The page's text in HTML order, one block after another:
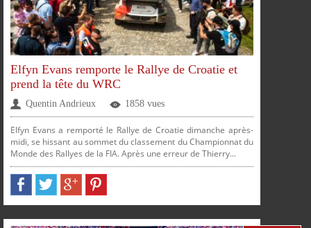
Elfyn Evans remporte le Rallye de Croatie et
prend la tête du WRC
Quentin Andrieux 1858 vues
Elfyn Evans a remporté le Rallye de Croatie dimanche après-
midi, se hissant au sommet du classement du Championnat du
Monde des Rallyes de la FIA. Après une erreur de Thierry...